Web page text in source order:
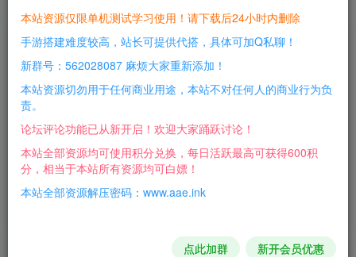
排序 更新 随机 浏览 点赞 评论
17
《1.80基情合击》经典XO三端
引擎传奇手游复古服务端+基
情神塔+冰之大陆+东海龙宫
+详细搭建教程
付费资源 200 手游资源
《1.80帝国合击》经典XO三端
引擎传奇手游复古服务端+凰
天无双+乱世星王+凰天星王
+详细搭建教程
付费资源
18
本站资源仅限单机测试学习使用！请下载后24小时内删除
手游搭建难度较高，站长可提供代搭，具体可加Q私聊！
新群号：562028087 麻烦大家重新添加！
本站资源切勿用于任何商业用途，本站不对任何人的商业行为负
责。
论坛评论功能已从新开启！欢迎大家踊跃讨论！
本站全部资源均可使用积分兑换，每日活跃最高可获得600积
分，相当于本站所有资源均可白嫖！
本站全部资源解压密码：www.aae.ink
点此加群 新开会员优惠